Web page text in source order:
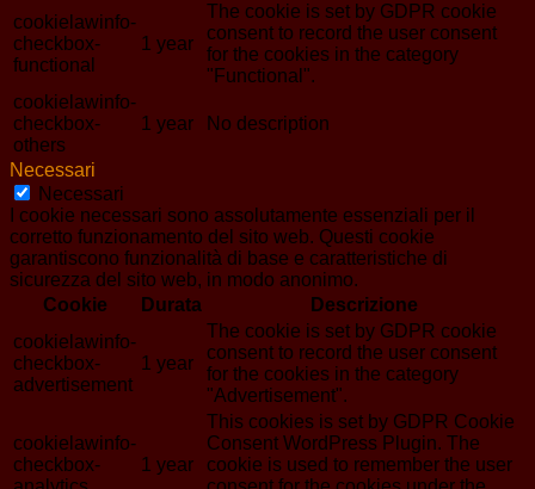
cookielawinfo-
checkbox-
functional
1 year
The cookie is set by GDPR cookie
consent to record the user consent
for the cookies in the category
"Functional".
cookielawinfo-
checkbox-
others
1 year No description
Necessari
Necessari
I cookie necessari sono assolutamente essenziali per il
corretto funzionamento del sito web. Questi cookie
garantiscono funzionalità di base e caratteristiche di
sicurezza del sito web, in modo anonimo.
Cookie
Durata
Descrizione
cookielawinfo-
checkbox-
advertisement
1 year
The cookie is set by GDPR cookie
consent to record the user consent
for the cookies in the category
"Advertisement".
cookielawinfo-
checkbox-
1 year
This cookies is set by GDPR Cookie
Consent WordPress Plugin. The
cookie is used to remember the user